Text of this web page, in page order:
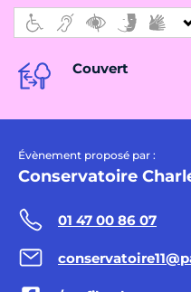
Couvert
Évènement proposé par :
Conservatoire
01 47 00 86 07